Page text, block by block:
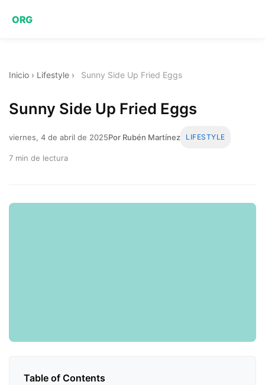
ORG
Inicio › Lifestyle › Sunny Side Up Fried Eggs
Sunny Side Up Fried Eggs
viernes, 4 de abril de 2025Por Rubén Martínez LIFESTYLE
7 min de lectura
Table of Contents